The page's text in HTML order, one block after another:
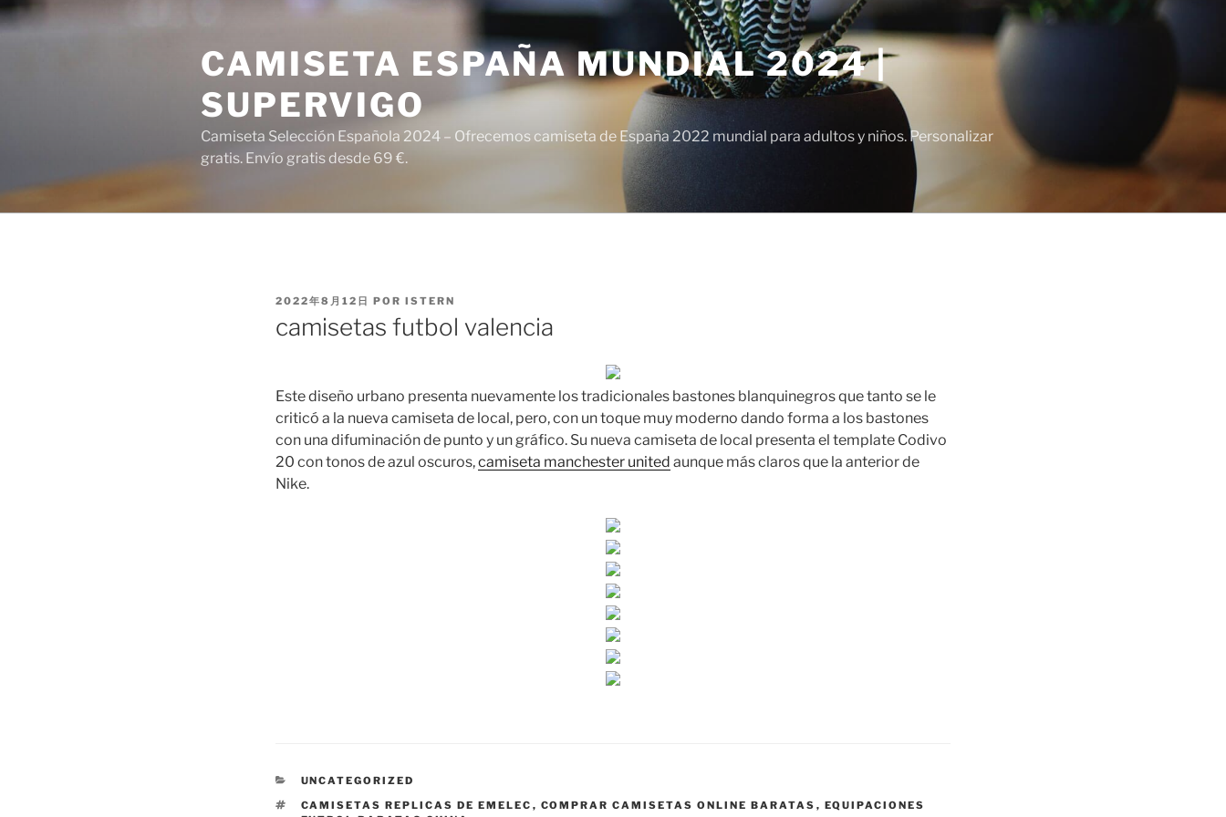
Saltar
al
CAMISETA ESPAÑA MUNDIAL 2024 |
SUPERVIGO
Camiseta Selección Española 2024 – Ofrecemos camiseta de España 2022 mundial para adultos y niños. Personalizar
gratis. Envío gratis desde 69 €.
PUBLICADO
2022年8月12日 POR ISTERN
camisetas futbol valencia
Este diseño urbano presenta nuevamente los tradicionales bastones blanquinegros que tanto se le
criticó a la nueva camiseta de local, pero, con un toque muy moderno dando forma a los bastones
con una difuminación de punto y un gráfico. Su nueva camiseta de local presenta el template Codivo
20 con tonos de azul oscuros,camiseta manchester united aunque más claros que la anterior de
Nike.
CATEGORÍAS
UNCATEGORIZED
ETIQUETAS
CAMISETAS REPLICAS DE EMELEC , COMPRAR CAMISETAS ONLINE BARATAS , EQUIPACIONES